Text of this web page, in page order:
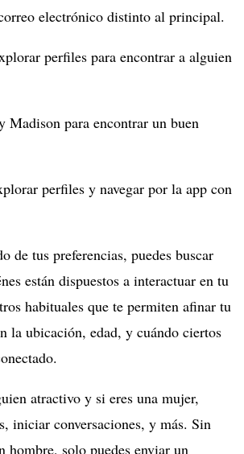
electrónico distinto al principal.
perfiles para encontrar a alguien
Madison para encontrar un buen
perfiles y navegar por la app con
de tus preferencias, puedes buscar
están dispuestos a interactuar en tu
habituales que te permiten afinar tu
la ubicación, edad, y cuándo ciertos
atractivo y si eres una mujer,
iniciar conversaciones, y más. Sin
hombre, solo puedes enviar un